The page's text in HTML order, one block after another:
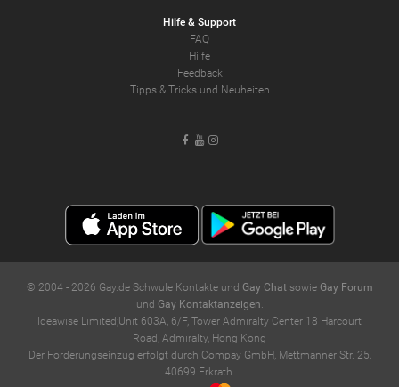
Hilfe & Support
FAQ
Hilfe
Feedback
Tipps & Tricks und Neuheiten
Facebook
YoutubeInstagram
© 2004 - 2026 Gay.de Schwule Kontakte und Gay Chatsowie Gay Forum
und Gay Kontaktanzeigen.
Ideawise Limited;Unit 603A, 6/F, Tower Admiralty Center 18 Harcourt
Road, Admiralty, Hong Kong
Der Forderungseinzug erfolgt durch Compay GmbH, Mettmanner Str. 25,
40699 Erkrath.